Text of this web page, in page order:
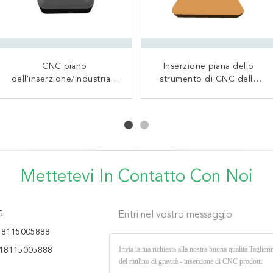
CNC piano
dell'inserzione/industriale
Inserzione piana dello
strumento di CNC della
Taglierina funzionante
d'acciaio di finitura
Fresatura quadrata di
rendimento elevato degli
Mettetevi In ​​contatto Con Noi
Entri nel vostro messaggio